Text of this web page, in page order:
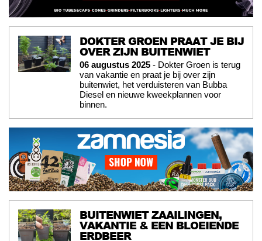
DOKTER GROEN PRAAT JE BIJ
OVER ZIJN BUITENWIET
06 augustus 2025 - Dokter Groen is terug
van vakantie en praat je bij over zijn
buitenwiet, het verduisteren van Bubba
Diesel en nieuwe kweekplannen voor
binnen.
BUITENWIET ZAAILINGEN,
VAKANTIE & EEN BLOEIENDE
ERDBEER